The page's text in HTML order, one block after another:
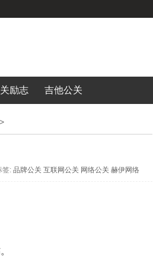
励志 吉他公关
签: 品牌公关 互联网公关 网络公关 赫伊网络